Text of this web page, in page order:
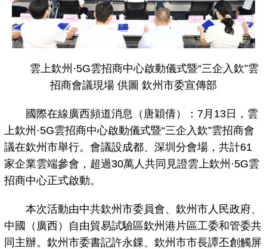
雲上欽州·5G雲招商中心啟動儀式暨“三企入欽”雲
招商會議現場 供圖 欽州市委宣傳部
國際在線廣西頻道消息（唐穎倩）：7月13日，雲
上欽州·5G雲招商中心啟動儀式暨“三企入欽”雲招商會
議在欽州市舉行。會議設成都、深圳分會場，共計61
家企業雲端參會，超過30萬人共同見證雲上欽州·5G雲
招商中心正式啟動。
本次活動由中共欽州市委員會、欽州市人民政府、
中國（廣西）自由貿易試驗區欽州港片區工委和管委共
同主辦。欽州市委書記許永錁、欽州市市長譚丕創觸屏